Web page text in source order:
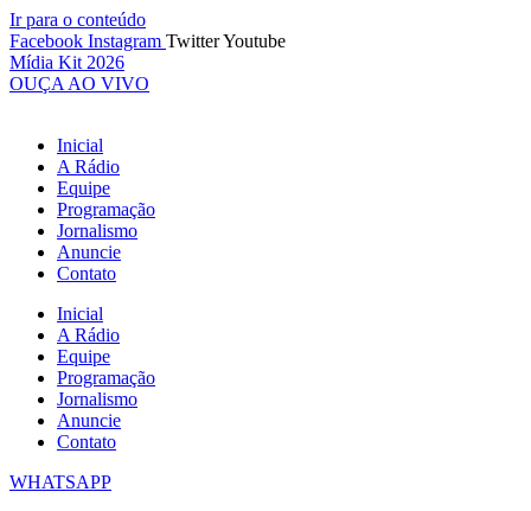
Ir para o conteúdo
Facebook Instagram TwitterYoutube
Mídia Kit 2026
OUÇA AO VIVO
Inicial
A Rádio
Equipe
Programação
Jornalismo
Anuncie
Contato
Inicial
A Rádio
Equipe
Programação
Jornalismo
Anuncie
Contato
WHATSAPP